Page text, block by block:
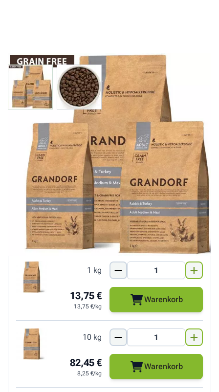
View larger imageView larger image
Grandorf Adult Medium-Maxi Kaninchen & Pute
Trockenfutter ist speziell für Hunde mittlerer oder großer
Rassen entwickelt und bietet eine ausgewogene Ernährung
mit 65 % tierischen Proteinen. Die hypoallergene und
getreidefreie Rezeptur enthält hochwertige und natürliche
Zutaten. GanzOHNE Knochen, Innereien,
Nebenerzeugnisse oder Huhn.
1+1 Aktion: Kaufe zwei 1kg Beutel und erhalte einen
Beutel gratis!
1 kg
13,75 €
13,75 €/kg
Warenkorb
10 kg
82,45 €
8,25 €/kg
Warenkorb